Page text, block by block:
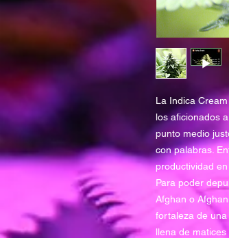
La Indica
los aficionados
punto medio
con palabras.
productividad
Para poder
Afghan o
fortaleza de
llena de